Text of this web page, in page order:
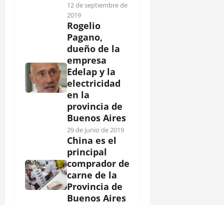
12 de septiembre de
2019
Rogelio
Pagano,
dueño de la
empresa
Edelap y la
electricidad
en la
provincia de
Buenos Aires
29 de junio de 2019
China es el
principal
comprador de
carne de la
Provincia de
Buenos Aires